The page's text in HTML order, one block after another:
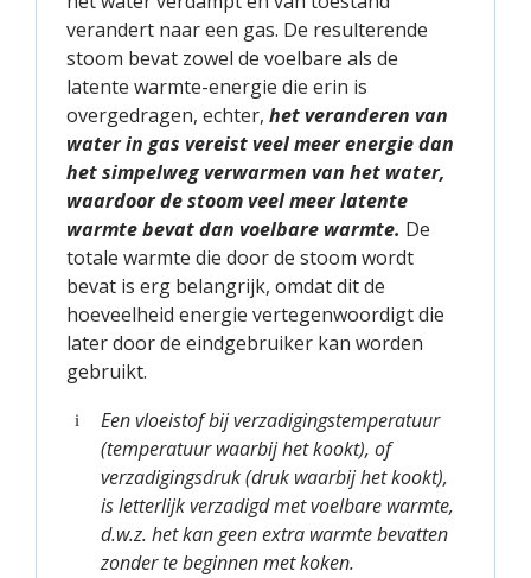
verandert naar een gas. De resulterende
stoom bevat zowel de voelbare als de
latente warmte-energie die erin is
overgedragen, echter, het veranderen van
water in gas vereist veel meer energie dan
het simpelweg verwarmen van het water,
waardoor de stoom veel meer latente
warmte bevat dan voelbare warmte. De
totale warmte die door de stoom wordt
bevat is erg belangrijk, omdat dit de
hoeveelheid energie vertegenwoordigt die
later door de eindgebruiker kan worden
gebruikt.
i
Een vloeistof bij verzadigingstemperatuur
(temperatuur waarbij het kookt), of
verzadigingsdruk (druk waarbij het kookt),
is letterlijk verzadigd met voelbare warmte,
d.w.z. het kan geen extra warmte bevatten
zonder te beginnen met koken.